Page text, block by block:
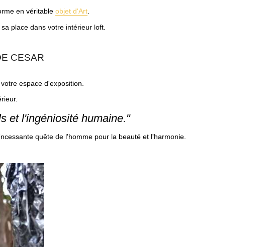
en véritable objet d'Art.
place dans votre intérieur loft.
CESAR
espace d'exposition.
et l'ingéniosité humaine."
quête de l'homme pour la beauté et l'harmonie.